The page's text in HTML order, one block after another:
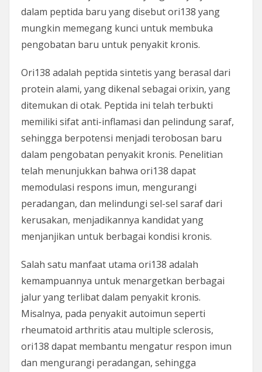
dalam peptida baru yang disebut ori138 yang
mungkin memegang kunci untuk membuka
pengobatan baru untuk penyakit kronis.
Ori138 adalah peptida sintetis yang berasal dari
protein alami, yang dikenal sebagai orixin, yang
ditemukan di otak. Peptida ini telah terbukti
memiliki sifat anti-inflamasi dan pelindung saraf,
sehingga berpotensi menjadi terobosan baru
dalam pengobatan penyakit kronis. Penelitian
telah menunjukkan bahwa ori138 dapat
memodulasi respons imun, mengurangi
peradangan, dan melindungi sel-sel saraf dari
kerusakan, menjadikannya kandidat yang
menjanjikan untuk berbagai kondisi kronis.
Salah satu manfaat utama ori138 adalah
kemampuannya untuk menargetkan berbagai
jalur yang terlibat dalam penyakit kronis.
Misalnya, pada penyakit autoimun seperti
rheumatoid arthritis atau multiple sclerosis,
ori138 dapat membantu mengatur respon imun
dan mengurangi peradangan, sehingga